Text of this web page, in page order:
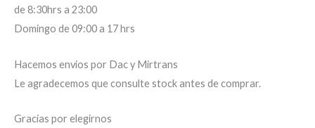
de 8:30hrs a 23:00
Domingo de 09:00 a 17 hrs
Hacemos envios por Dac y Mirtrans
Le agradecemos que consulte stock antes de comprar.
Gracias por elegirnos